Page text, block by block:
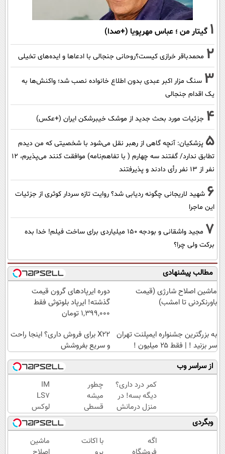
1 گیتار من ؛ عباس مهرپویا (+صدا)
2 محمدباقر خرازی کیست؟روحانی جنجالی با ادعاها و ایده‌های تخیلی
3 سنگ مزار اکبر عبدی بدون اطلاع خانواده نصب شد؛ واکنش‌ها به
یک اقدام جنجالی
4 جزئیات مورد بحث جدید از موشک خیبرشکن ایران (+عکس)
5 پزشکیان‌: آنچه گاهی از رهبر نقل می‌شود با شخصیتی که من دیدم
تطابق ندارد/ گفتند سه چهارم ( با تفاهم‌نامه) موافقت کنند می‌پذیرم، 12
نفر از 13 نفر رأی دادند و پذیرفتند
6 شهید لاریجانی چگونه ردیابی شد؟ روایت تازه سردار کوثری از جزئیات
این ماجرا
7
مجید واشقانی و بودجه 150 میلیاردی برای ساخت فیلم! خدا بده
برکت ولی چرا؟
مطالب پیشنهادی
ماشین اصلاح شارژی (قیمت
باورنکردنی تا امشب)
دوره ایرپاد‌های گرون قیمت
گذشته! ایرپاد بلوتوثی فقط
1,399,000 تومان
به بزرگترین جشنواره ایمپلنت تهران
سر بزنید ! | فقط ۲۵ میلیون !
X22 برای فروش داری؟ اینجا راحت
و سریع بفروشش
از سراسر وب
کمر درد داری؟
دیگه بسه! در
منزل درمانش
کن
(◀پرسش‌نامه)
چطور
میشه
قسطی
طلا
خرید |
با
طلاسی
IM
LS7
لوکس
ترین
شاسی
بلند
برقی
وبگردی
اگه
با اکانت
ماشین